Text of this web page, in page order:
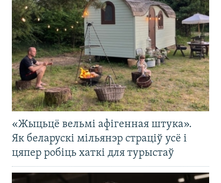
«Жыцьцё вельмі афігенная штука».
Як беларускі мільянэр страціў усё і
цяпер робіць хаткі для турыстаў